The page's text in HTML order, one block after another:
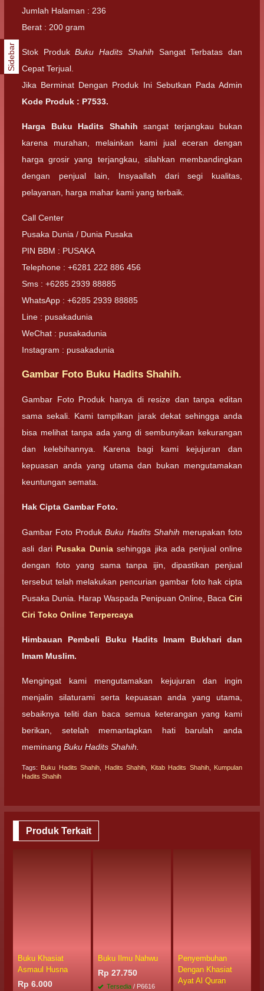
Jumlah Halaman : 236
Berat : 200 gram
Stok ProdukBuku Hadits Shahih Sangat Terbatas dan
Cepat Terjual.
Jika Berminat Dengan Produk Ini Sebutkan Pada Admin
Kode Produk : P7533.
Harga Buku Hadits Shahih sangat terjangkau bukan
karena murahan, melainkan kami jual eceran dengan
harga grosir yang terjangkau, silahkan membandingkan
dengan penjual lain, Insyaallah dari segi kualitas,
pelayanan, harga mahar kami yang terbaik.
Call Center
Pusaka Dunia / Dunia Pusaka
PIN BBM : PUSAKA
Telephone : +6281 222 886 456
Sms : +6285 2939 88885
WhatsApp : +6285 2939 88885
Line : pusakadunia
WeChat : pusakadunia
Instagram : pusakadunia
Gambar Foto Buku Hadits Shahih.
Gambar Foto Produk hanya di resize dan tanpa editan
sama sekali. Kami tampilkan jarak dekat sehingga anda
bisa melihat tanpa ada yang di sembunyikan kekurangan
dan kelebihannya. Karena bagi kami kejujuran dan
kepuasan anda yang utama dan bukan mengutamakan
keuntungan semata.
Hak Cipta Gambar Foto.
Gambar Foto ProdukBuku Hadits Shahih merupakan foto
asli dari Pusaka Duniasehingga jika ada penjual online
dengan foto yang sama tanpa ijin, dipastikan penjual
tersebut telah melakukan pencurian gambar foto hak cipta
Pusaka Dunia. Harap Waspada Penipuan Online, Baca Ciri
Ciri Toko Online Terpercaya
Himbauan Pembeli Buku Hadits Imam Bukhari dan
Imam Muslim.
Mengingat kami mengutamakan kejujuran dan ingin
menjalin silaturami serta kepuasan anda yang utama,
sebaiknya teliti dan baca semua keterangan yang kami
berikan, setelah memantapkan hati barulah anda
meminang Buku Hadits Shahih.
Tags: Buku Hadits Shahih Hadits Shahih Kitab Hadits Shahih,
Kumpulan
Hadits Shahih
Produk Terkait
Buku Khasiat
Asmaul Husna
Rp 6.000
Buku Ilmu Nahwu
Rp 27.750
Tersedia / P6616
Penyembuhan
Dengan Khasiat
Ayat Al Quran
Sidebar